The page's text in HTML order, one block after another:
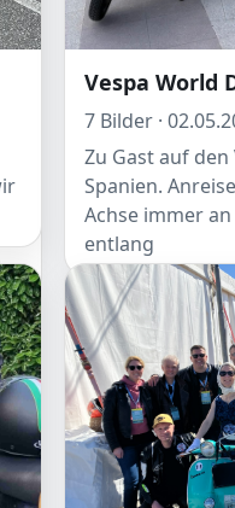
Vespa World
7 Bilder ·
Zu Gast auf
Spanien.
Achse immer
entlang